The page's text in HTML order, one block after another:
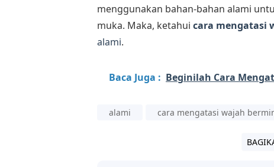
menggunakan bahan-bahan alami
muka. Maka, ketahui cara mengatasi
alami.
Baca Juga : Beginilah Cara
alami cara mengatasi wajah